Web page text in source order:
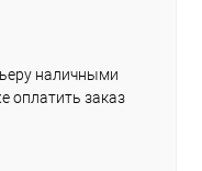
наличными
оплатить заказ